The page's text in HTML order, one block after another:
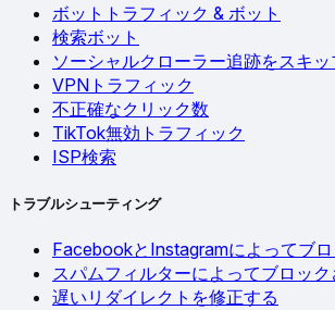
ボットトラフィック & ボット
検索ボット
ソーシャルクローラー追跡をスキッ
VPNトラフィック
不正確なクリック数
TikTok無効トラフィック
ISP検索
トラブルシューティング
FacebookとInstagramによってブ
スパムフィルターによってブロッ
遅いリダイレクトを修正する